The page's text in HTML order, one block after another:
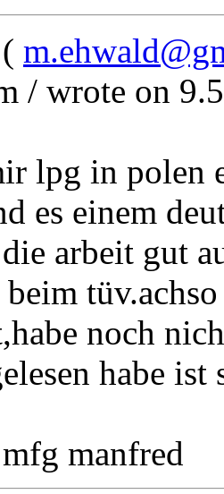
(
/ wrote on
lpg in polen
es einem
die arbeit gut
noch
habe
manfred